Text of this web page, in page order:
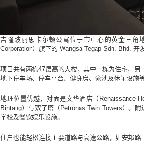
吉隆坡丽思卡尔顿公寓位于市中心的黄金三角
Corporation）旗下的 Wangsa Tegap Sdn. Bhd. 开
项目共有两栋47层高的大楼，其中一栋为住宅，
地下停车场、停车平台、健身房、泳池及休闲设施等
地理位置优越，对面是文华酒店（Renaissance
Bintang）与双子塔（Petronas Twin Towers）。
学校及餐饮娱乐设施。
住户也能轻松连接主要道路与高速公路，如安邦